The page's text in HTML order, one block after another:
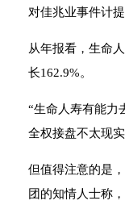
对佳兆业事件计
从年报看，生命
长162.9%。
“生命人寿有能力
全权接盘不太现
但值得注意的是
团的知情人士称